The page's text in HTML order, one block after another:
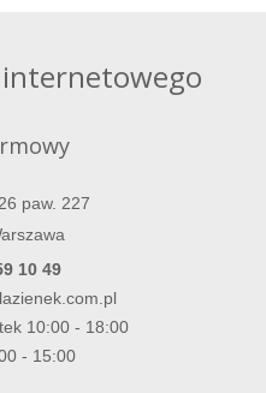
internetowego
paw. 227
10 49
10:00 - 18:00
- 15:00